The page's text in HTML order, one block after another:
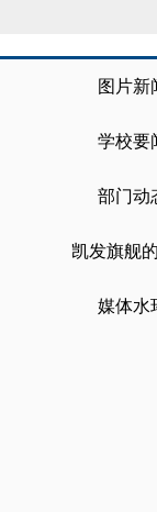
图片新
学校要
部门动
凯发旗舰
媒体水